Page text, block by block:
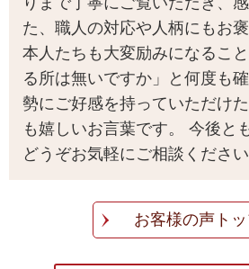
た、職人の対応や人柄にもお
本人たちも大変励みになるこ
る所は無いですか」と何度も
勢にご好感を持っていただけ
も嬉しいお言葉です。 今後と
どうぞお気軽にご相談ください
お客様の声ト